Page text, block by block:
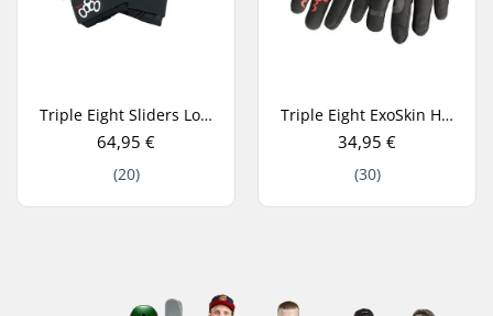
Triple Eight Sliders Longboard Handschuhe
64,95 €
(20)
Triple Eight ExoSkin Handschuhe
34,95 €
(30)